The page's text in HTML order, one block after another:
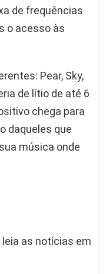
de frequências
o acesso às
Pear, Sky,
de lítio de até 6
chega para
daqueles que
música onde
leia as notícias em